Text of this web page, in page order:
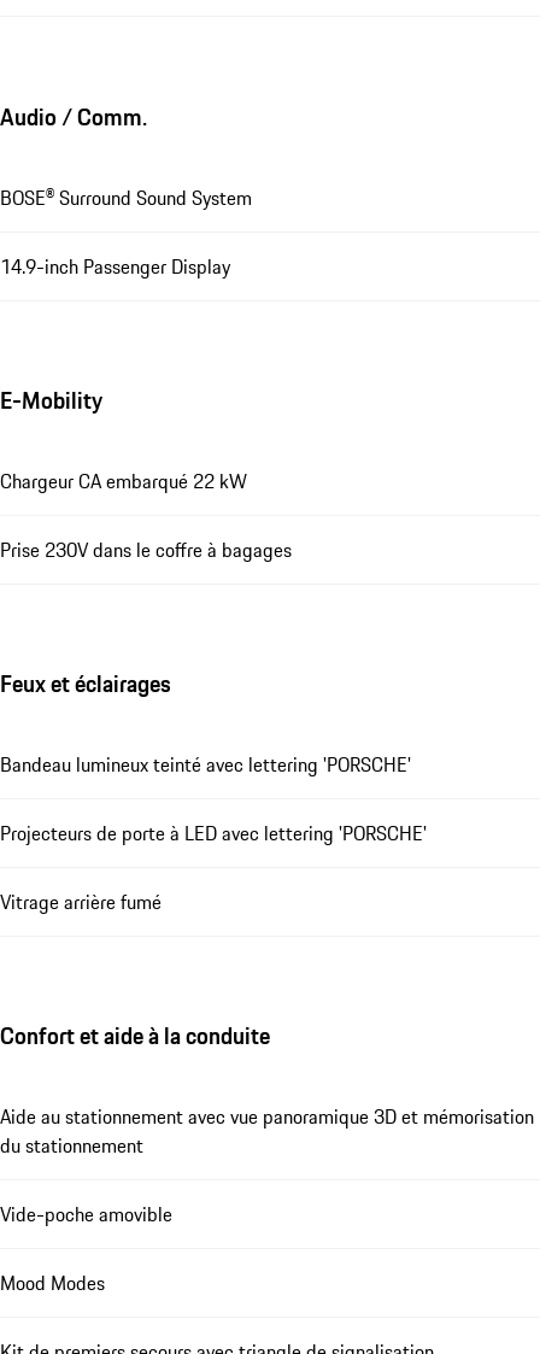
Audio / Comm.
BOSE® Surround Sound System
14.9-inch Passenger Display
E-Mobility
Chargeur CA embarqué 22 kW
Prise 230V dans le coffre à bagages
Feux et éclairages
Bandeau lumineux teinté avec lettering 'PORSCHE'
Projecteurs de porte à LED avec lettering 'PORSCHE'
Vitrage arrière fumé
Confort et aide à la conduite
Aide au stationnement avec vue panoramique 3D et mémorisation
du stationnement
Vide-poche amovible
Mood Modes